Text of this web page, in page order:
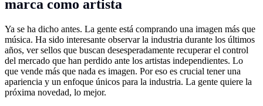
marca como artista
Ya se ha dicho antes. La gente está comprando una imagen más que
música. Ha sido interesante observar la industria durante los últimos
años, ver sellos que buscan desesperadamente recuperar el control
del mercado que han perdido ante los artistas independientes. Lo
que vende más que nada es imagen. Por eso es crucial tener una
apariencia y un enfoque únicos para la industria. La gente quiere la
próxima novedad, lo mejor.